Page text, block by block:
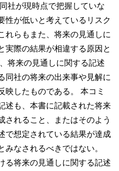
社が現時点で把握していな
性が低いと考えているリスク
れらもまた、将来の見通しに
実際の結果が相違する原因と
将来の見通しに関する記述
同社の将来の出来事や見解に
映したものである。 本コミ
述も、本書に記載された将来
されること、またはそのよう
で想定されている結果が達成
なされるべきではない。
る将来の見通しに関する記述